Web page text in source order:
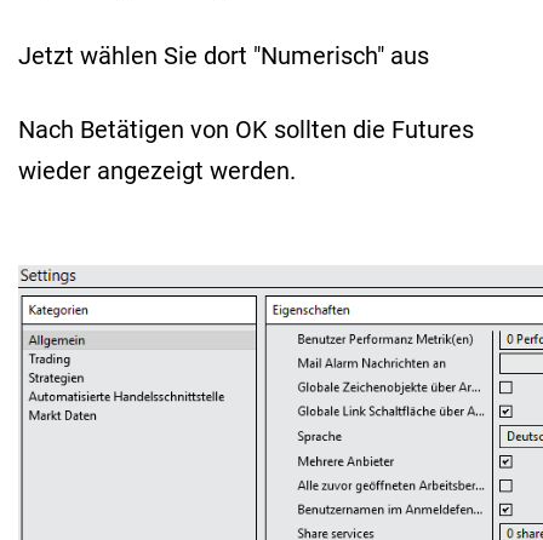
Jetzt wählen Sie dort "Numerisch" aus
Nach Betätigen von OK sollten die Futures
wieder angezeigt werden.